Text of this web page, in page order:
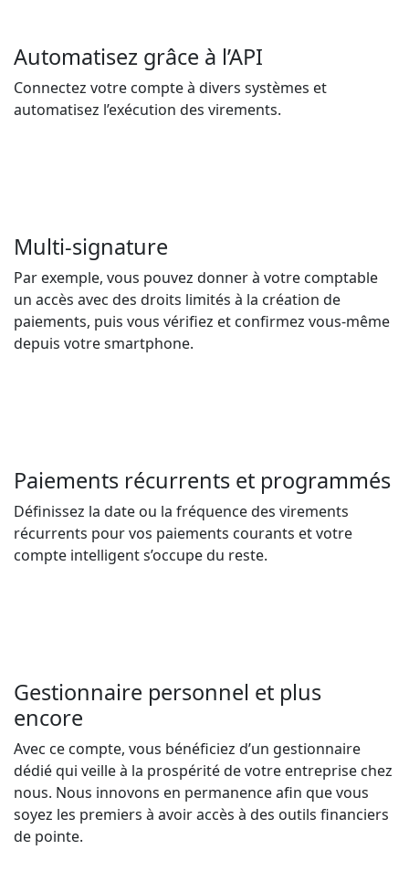
Automatisez grâce à l’API
Connectez votre compte à divers systèmes et
automatisez l’exécution des virements.
Multi-signature
Par exemple, vous pouvez donner à votre comptable
un accès avec des droits limités à la création de
paiements, puis vous vérifiez et confirmez vous-même
depuis votre smartphone.
Paiements récurrents et programmés
Définissez la date ou la fréquence des virements
récurrents pour vos paiements courants et votre
compte intelligent s’occupe du reste.
Gestionnaire personnel et plus
encore
Avec ce compte, vous bénéficiez d’un gestionnaire
dédié qui veille à la prospérité de votre entreprise chez
nous. Nous innovons en permanence afin que vous
soyez les premiers à avoir accès à des outils financiers
de pointe.